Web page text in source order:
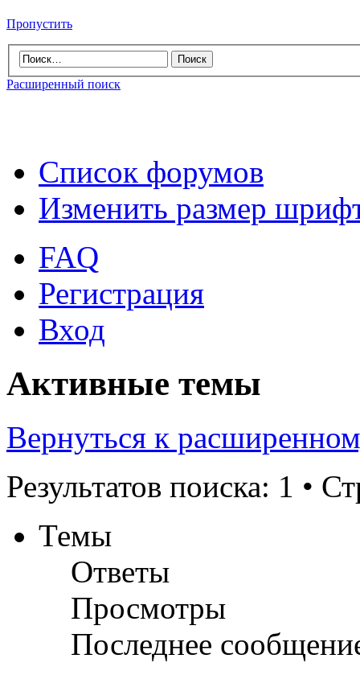
Пропустить
Расширенный поиск
Список форумов
Изменить размер
FAQ
Регистрация
Вход
Активные темы
Вернуться к
Результатов поиска: 1 •
Темы
Ответы
Просмотры
Последнее